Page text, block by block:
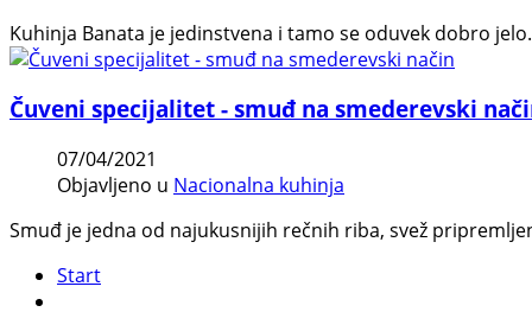
Kuhinja Banata je jedinstvena i tamo se oduvek dobro
Čuveni specijalitet - smuđ na smederevski
07/04/2021
Objavljeno u Nacionalna kuhinja
Smuđ je jedna od najukusnijih rečnih riba, svež
Start